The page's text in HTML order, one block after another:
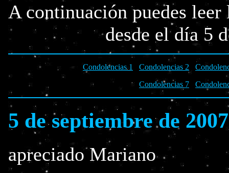
A continuación puedes
desde el día 5
Condolencias 1 Condolencias 2
Condolencias 7
5 de septiembre de 2007
apreciado Mariano